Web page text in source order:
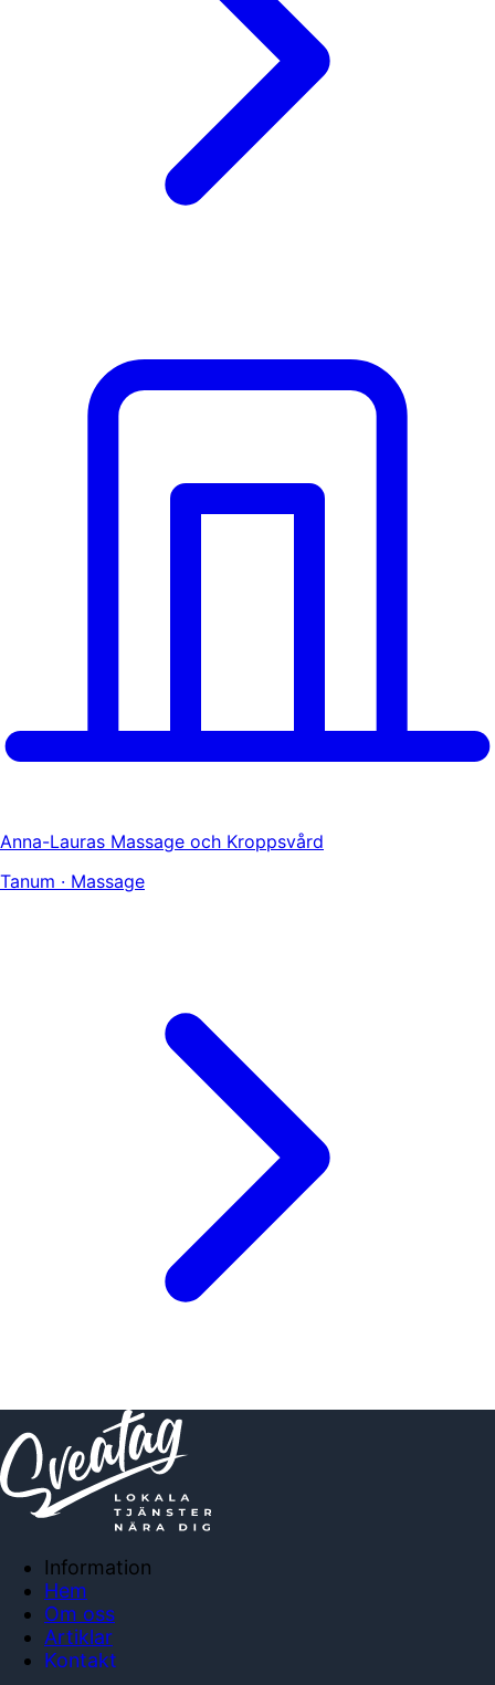
Anna-Lauras Massage och Kroppsvård
Tanum · Massage
Information
Hem
Om oss
Artiklar
Kontakt